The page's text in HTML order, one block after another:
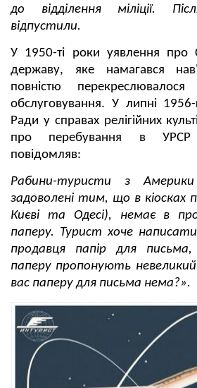
до відділення міліції.
відпустили.
У 1950-ті роки уявлення про
державу, яке намагався
повністю
обслуговування. У липні
Ради у справах релігійних
про перебування в УРСР
повідомляв:
Рабини-туристи з
задоволені тим, що в кіосках
Києві та Одесі), немає в
паперу. Турист хоче
продавця папір для
паперу пропонують
вас паперу для письма нема?».